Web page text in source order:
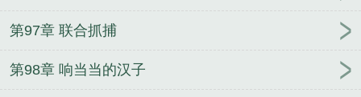
第97章 联合抓捕
第98章 响当当的汉子